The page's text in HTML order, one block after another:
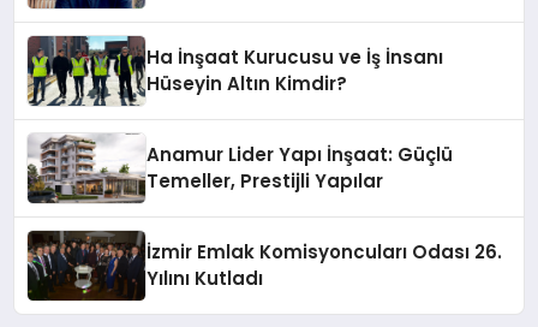
Ha İnşaat Kurucusu ve İş İnsanı
Hüseyin Altın Kimdir?
Anamur Lider Yapı İnşaat: Güçlü
Temeller, Prestijli Yapılar
İzmir Emlak Komisyoncuları Odası 26.
Yılını Kutladı